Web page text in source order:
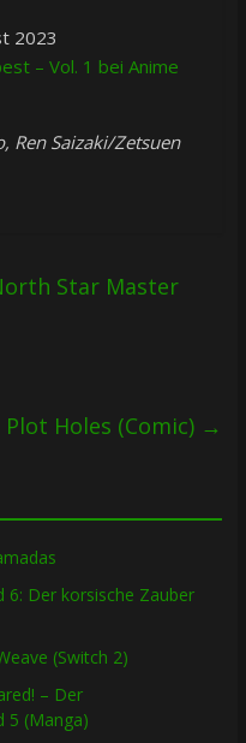
2023
– Vol. 1 bei Anime
Ren Saizaki/Zetsuen
Star Master
Plot Holes (Comic) →
6: Der korsische Zauber
(Switch 2)
– Der
5 (Manga)